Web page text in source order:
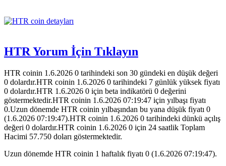
HTR Yorum İçin Tıklayın
HTR coinin 1.6.2026 0 tarihindeki son 30 gündeki en düşük değeri
0 dolardır.HTR coinin 1.6.2026 0 tarihindeki 7 günlük yüksek fiyatı
0 dolardır.HTR 1.6.2026 0 için beta indikatörü 0 değerini
göstermektedir.HTR coinin 1.6.2026 07:19:47 için yılbaşı fiyatı
0.Uzun dönemde HTR coinin yılbaşından bu yana düşük fiyatı 0
(1.6.2026 07:19:47).HTR coinin 1.6.2026 0 tarihindeki dünkü açılış
değeri 0 dolardır.HTR coinin 1.6.2026 0 için 24 saatlik Toplam
Hacimi 57.750 doları göstermektedir.
Uzun dönemde HTR coinin 1 haftalık fiyatı 0 (1.6.2026 07:19:47).